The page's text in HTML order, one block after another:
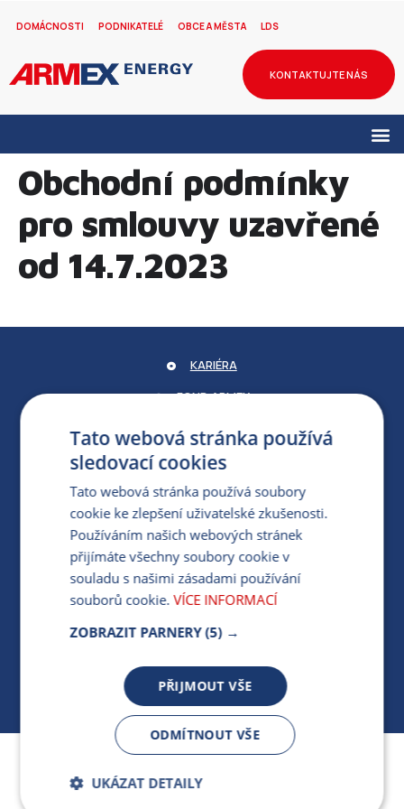
DOMÁCNOSTI PODNIKATELÉ OBCE A MĚSTA LDS
KONTAKTUJTE NÁS
Obchodní podmínky
pro smlouvy uzavřené
od 14.7.2023
Jsme součástí skupiny ARMEX a členem Asociace
nezávislých dodavatelů energií.
KARIÉRA
FOND ARMEX
ZÁRUKA ELEKTROMOBILITY
PARTNERSKÝ PORTÁL
PRO MÉDIA
MÁM DOTAZ KE STÁVAJÍCÍ SMLOUVĚ
412 154 154
PO-PÁ 7:30-17:00
Tato webová stránka používá
sledovací cookies
Tato webová stránka používá soubory
cookie ke zlepšení uživatelské zkušenosti.
Používáním našich webových stránek
přijímáte všechny soubory cookie v
souladu s našimi zásadami používání
souborů cookie. VÍCE INFORMACÍ
ZOBRAZIT PARNERY (5) →
PŘIJMOUT VŠE
ODMÍTNOUT VŠE
UKÁZAT DETAILY